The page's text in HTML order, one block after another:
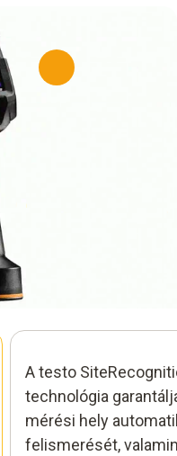
A testo
technológia
mérési hely
felismerését,